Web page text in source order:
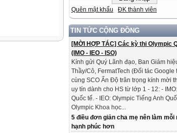
Quên mật khẩu ĐK thành viên
TIN TỨC CỘNG ĐỒNG
[MỜI HỢP TÁC] Các kỳ thi Olympic
(IMO - IEO - ISO)
Kính gửi Quý Lãnh đạo, Ban Giám
Thầy/Cô, FermatTech (Đối tác
cùng SCO Ấn Độ trân trọng kính mời
uy tín dành cho HS từ lớp 1 - 12: -
Quốc tế. - IEO: Olympic Tiếng Anh
Olympic Khoa học...
5 điều đơn giản cha mẹ nên làm mỗi
hạnh phúc hơn